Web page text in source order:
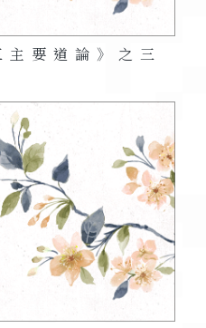
要道論》之三